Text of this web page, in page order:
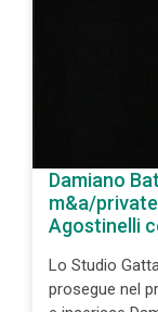
Damiano
m&a/
Agostinelli
Lo Studio
prosegue nel